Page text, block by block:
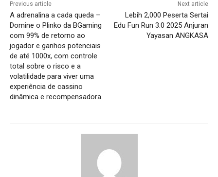
Previous article
A adrenalina a cada queda –
Domine o Plinko da BGaming
com 99% de retorno ao
jogador e ganhos potenciais
de até 1000x, com controle
total sobre o risco e a
volatilidade para viver uma
experiência de cassino
dinâmica e recompensadora.
Next article
Lebih 2,000 Peserta Sertai
Edu Fun Run 3.0 2025 Anjuran
Yayasan ANGKASA